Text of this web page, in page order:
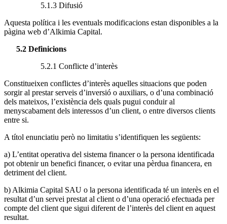
5.1.3 Difusió
Aquesta política i les eventuals modificacions estan disponibles a la
pàgina web d’Alkimia Capital.
5.2 Definicions
5.2.1 Conflicte d’interès
Constitueixen conflictes d’interès aquelles situacions que poden
sorgir al prestar serveis d’inversió o auxiliars, o d’una combinació
dels mateixos, l’existència dels quals pugui conduir al
menyscabament dels interessos d’un client, o entre diversos clients
entre si.
A títol enunciatiu però no limitatiu s’identifiquen les següents:
a) L’entitat operativa del sistema financer o la persona identificada
pot obtenir un benefici financer, o evitar una pèrdua financera, en
detriment del client.
b) Alkimia Capital SAU o la persona identificada té un interès en el
resultat d’un servei prestat al client o d’una operació efectuada per
compte del client que sigui diferent de l’interès del client en aquest
resultat.